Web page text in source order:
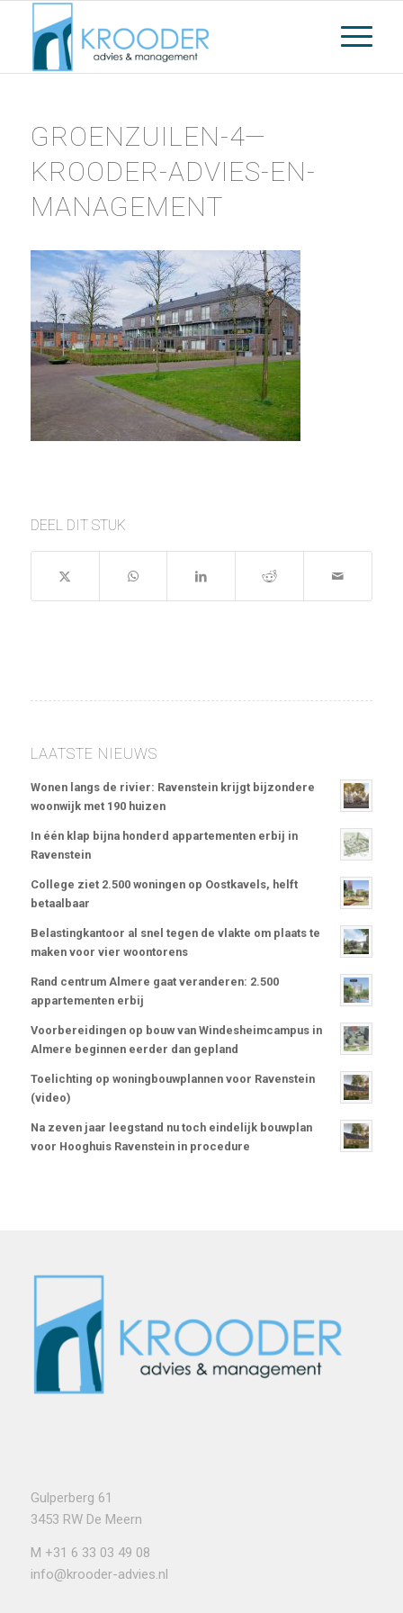
GROENZUILEN-4—
KROODER-ADVIES-EN-
MANAGEMENT
DEEL DIT STUK
LAATSTE NIEUWS
Wonen langs de rivier: Ravenstein krijgt bijzondere
woonwijk met 190 huizen
In één klap bijna honderd appartementen erbij in
Ravenstein
College ziet 2.500 woningen op Oostkavels, helft
betaalbaar
Belastingkantoor al snel tegen de vlakte om plaats te
maken voor vier woontorens
Rand centrum Almere gaat veranderen: 2.500
appartementen erbij
Voorbereidingen op bouw van Windesheimcampus in
Almere beginnen eerder dan gepland
Toelichting op woningbouwplannen voor Ravenstein
(video)
Na zeven jaar leegstand nu toch eindelijk bouwplan
voor Hooghuis Ravenstein in procedure
Gulperberg 61
3453 RW De Meern
M +31 6 33 03 49 08
info@krooder-advies.nl